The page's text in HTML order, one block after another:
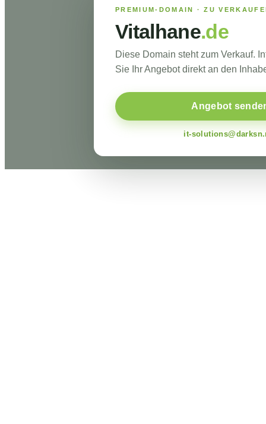
PREMIUM-DOMAIN · ZU
Vitalhane.de
Diese Domain steht zum Verkauf.
Sie Ihr Angebot direkt an den
Angebot
it-